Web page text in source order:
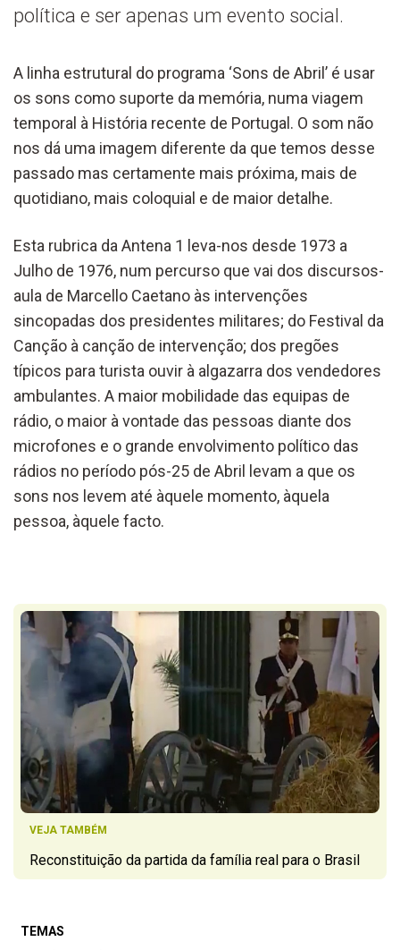
política e ser apenas um evento social.
A linha estrutural do programa ‘Sons de Abril’ é usar
os sons como suporte da memória, numa viagem
temporal à História recente de Portugal. O som não
nos dá uma imagem diferente da que temos desse
passado mas certamente mais próxima, mais de
quotidiano, mais coloquial e de maior detalhe.
Esta rubrica da Antena 1 leva-nos desde 1973 a
Julho de 1976, num percurso que vai dos discursos-
aula de Marcello Caetano às intervenções
sincopadas dos presidentes militares; do Festival da
Canção à canção de intervenção; dos pregões
típicos para turista ouvir à algazarra dos vendedores
ambulantes. A maior mobilidade das equipas de
rádio, o maior à vontade das pessoas diante dos
microfones e o grande envolvimento político das
rádios no período pós-25 de Abril levam a que os
sons nos levem até àquele momento, àquela
pessoa, àquele facto.
VEJA TAMBÉM
Reconstituição da partida da família real para o Brasil
TEMAS